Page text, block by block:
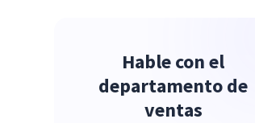
Hable con el
departamento de
ventas